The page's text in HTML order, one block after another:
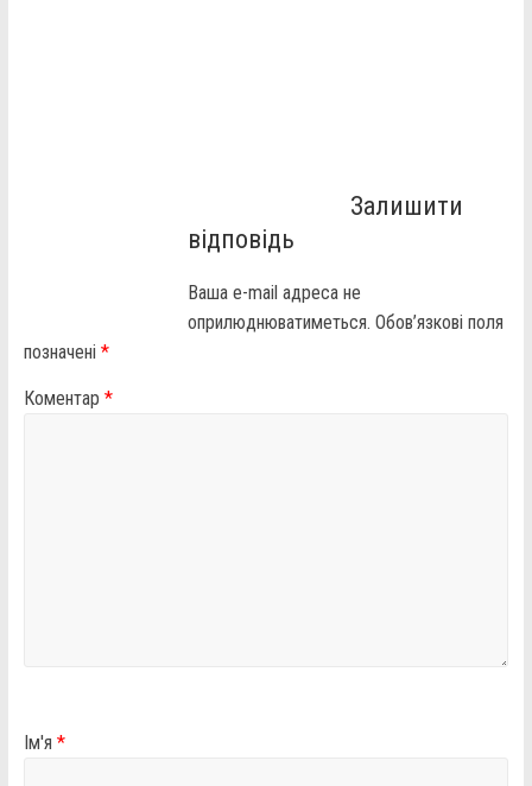
Залишити
відповідь
Ваша e-mail адреса не
оприлюднюватиметься. Обов’язкові поля
позначені *
Коментар *
Ім'я *